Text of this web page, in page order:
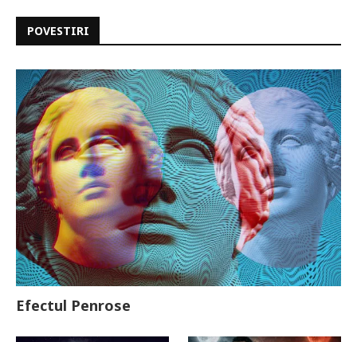
POVESTIRI
Efectul Penrose